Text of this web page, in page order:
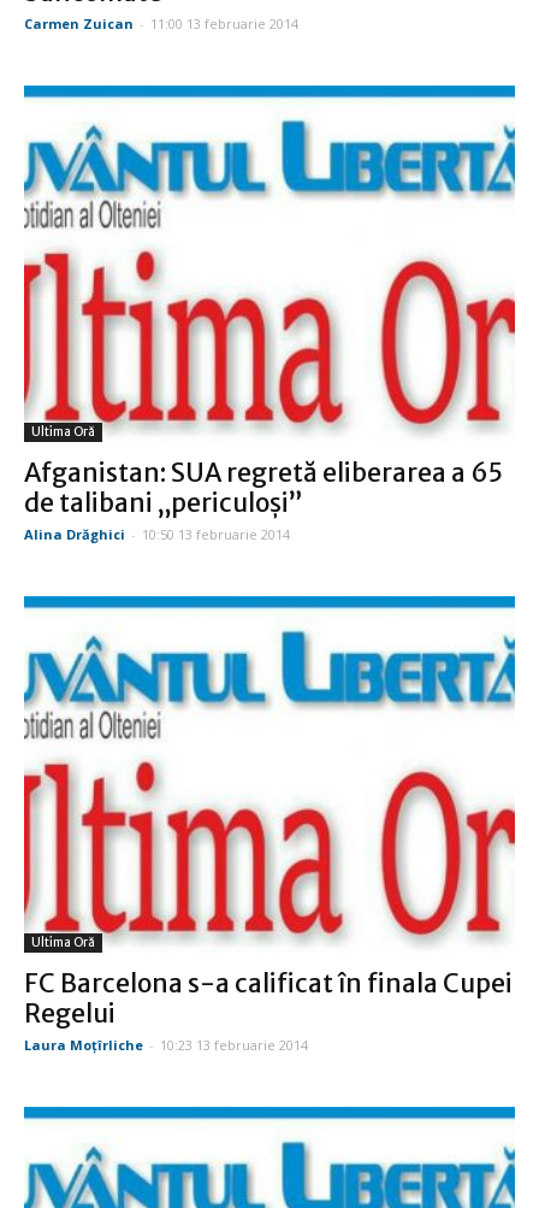
Carmen Zuican - 11:00 13 februarie 2014
Ultima Oră
Afganistan: SUA regretă eliberarea a 65
de talibani „periculoşi”
Alina Drăghici - 10:50 13 februarie 2014
Ultima Oră
FC Barcelona s-a calificat în finala Cupei
Regelui
Laura Moţîrliche - 10:23 13 februarie 2014